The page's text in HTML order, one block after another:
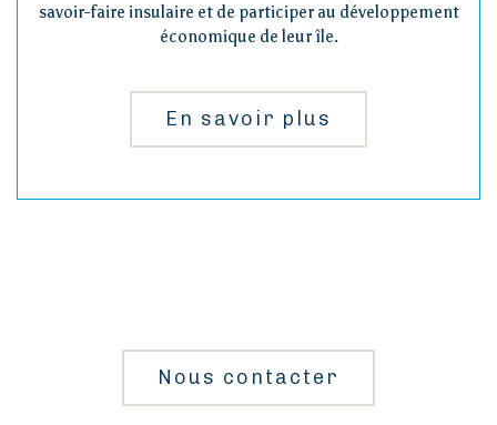
savoir-faire insulaire et de participer au développement
économique de leur île.
En savoir plus
Nous contacter